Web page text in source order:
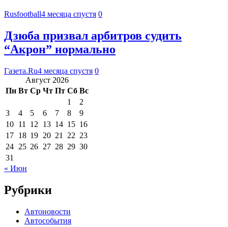
Rusfootball4 месяца спустя 0
Дзюба призвал арбитров судить
“Акрон” нормально
Газета.Ru4 месяца спустя 0
Август 2026
Пн Вт Ср Чт Пт Сб Вс
1
2
3
4 5 6 7 8
9
10 11 12 13 14 15 16
17 18 19 20 21 22 23
24 25 26 27 28 29 30
31
« Июн
Рубрики
Автоновости
Автособытия